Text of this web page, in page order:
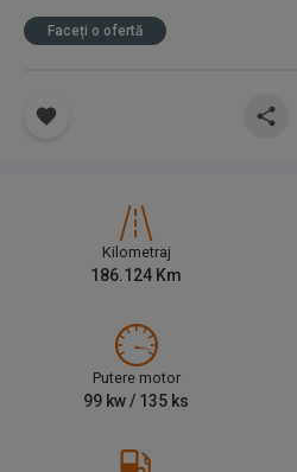
Faceți o ofertă
Kilometraj
186.124 Km
Putere motor
99 kw / 135 ks